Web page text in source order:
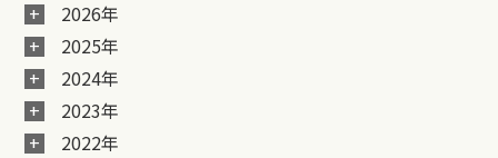
2026年
2025年
2024年
2023年
2022年